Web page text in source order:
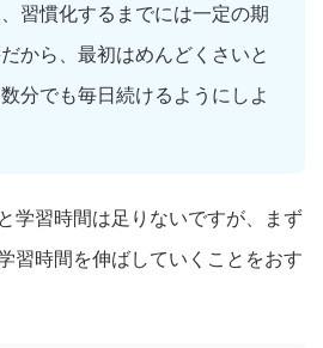
習慣化するまでには一定の期
から、最初はめんどくさいと
分でも毎日続けるようにしよ
学習時間は足りないですが、まず
習時間を伸ばしていくことをおす